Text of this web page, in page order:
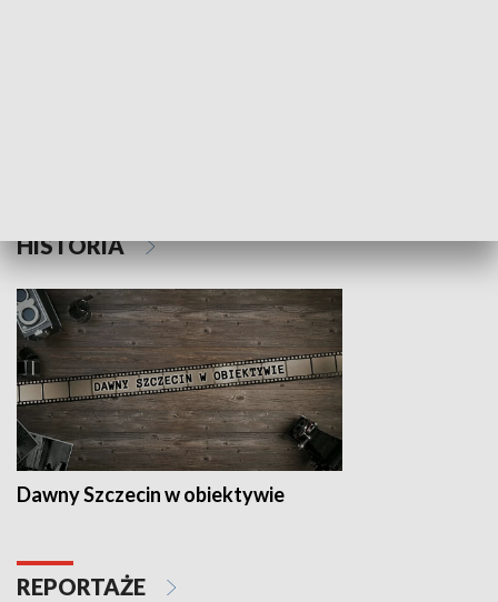
HISTORIA
Dawny Szczecin w obiektywie
REPORTAŻE